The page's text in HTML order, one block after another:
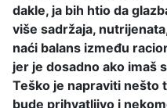
dakle, ja bih htio da
više sadržaja,
naći balans između
jer je dosadno ako imaš
Teško je napraviti nešto
bude prihvatljivo i